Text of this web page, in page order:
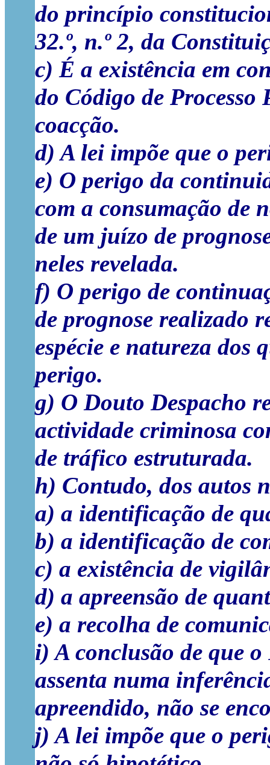
do princípio
32.º, n.º 2, da
c) É a existência em
do Código de
coacção.
d) A lei impõe que o
e) O perigo da
com a consumação de
de um juízo de
neles revelada.
f) O perigo de
de prognose realizado
espécie e natureza dos
perigo.
g) O Douto Despacho
actividade criminosa
de tráfico estruturada.
h) Contudo, dos autos
a) a identificação de
b) a identificação de
c) a existência de
d) a apreensão de
e) a recolha de
i) A conclusão de que
assenta numa
apreendido, não se
j) A lei impõe que o